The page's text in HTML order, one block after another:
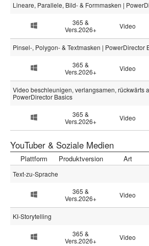
Lineare, Parallele, Bild- & Formmasken |
365 &
Vers.2026+
Video
Pinsel-, Polygon- & Textmasken | PowerDirector
365 &
Vers.2026+
Video
Video beschleunigen, verlangsamen, rückwärts
PowerDirector Basics
365 &
Vers.2026+
Video
YouTuber & Soziale Medien
Plattform Produktversion Art
Text-zu-Sprache
365 &
Vers.2026+
Video
KI-Storytelling
365 &
Vers.2026+
Video